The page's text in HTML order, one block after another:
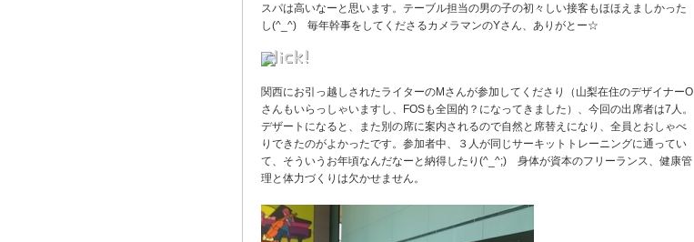
スパは高いなーと思います。テーブル担当の男の子の初々しい接客もほほえましかった
し(^_^) 毎年幹事をしてくださるカメラマンのYさん、ありがとー☆
関西にお引っ越しされたライターのMさんが参加してくださり（山梨在住のデザイナーO
さんもいらっしゃいますし、FOSも全国的？になってきました）、今回の出席者は7人。
デザートになると、また別の席に案内されるので自然と席替えになり、全員とおしゃべ
りできたのがよかったです。参加者中、３人が同じサーキットトレーニングに通ってい
て、そういうお年頃なんだなーと納得したり(^_^;) 身体が資本のフリーランス、健康管
理と体力づくりは欠かせません。